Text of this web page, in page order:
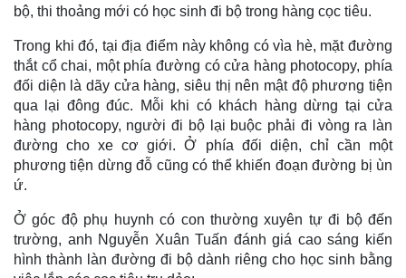
bộ, thi thoảng mới có học sinh đi bộ trong hàng cọc tiêu.
Trong khi đó, tại địa điểm này không có vìa hè, mặt đường
thắt cổ chai, một phía đường có cửa hàng photocopy, phía
đối diện là dãy cửa hàng, siêu thị nên mật độ phương tiện
qua lại đông đúc. Mỗi khi có khách hàng dừng tại cửa
hàng photocopy, người đi bộ lại buộc phải đi vòng ra làn
đường cho xe cơ giới. Ở phía đối diện, chỉ cần một
phương tiện dừng đỗ cũng có thể khiến đoạn đường bị ùn
ứ.
Ở góc độ phụ huynh có con thường xuyên tự đi bộ đến
trường, anh Nguyễn Xuân Tuấn đánh giá cao sáng kiến
hình thành làn đường đi bộ dành riêng cho học sinh bằng